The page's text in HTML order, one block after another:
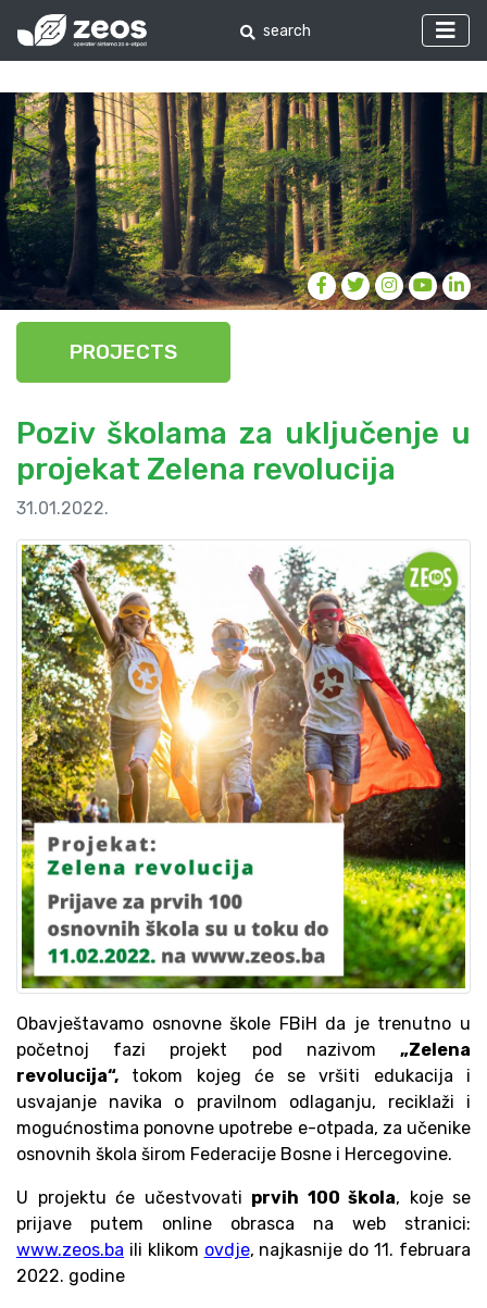
PROJECTS
Poziv školama za uključenje u
projekat Zelena revolucija
31.01.2022.
Obavještavamo osnovne škole FBiH da je trenutno u
početnoj fazi projekt pod nazivom „Zelena
revolucija“, tokom kojeg će se vršiti edukacija i
usvajanje navika o pravilnom odlaganju, reciklaži i
mogućnostima ponovne upotrebe e-otpada, za učenike
osnovnih škola širom Federacije Bosne i Hercegovine.
U projektu će učestvovati prvih 100 škola, koje se
prijave putem online obrasca na web stranici:
www.zeos.ba ili klikom ovdje, najkasnije do 11. februara
2022. godine